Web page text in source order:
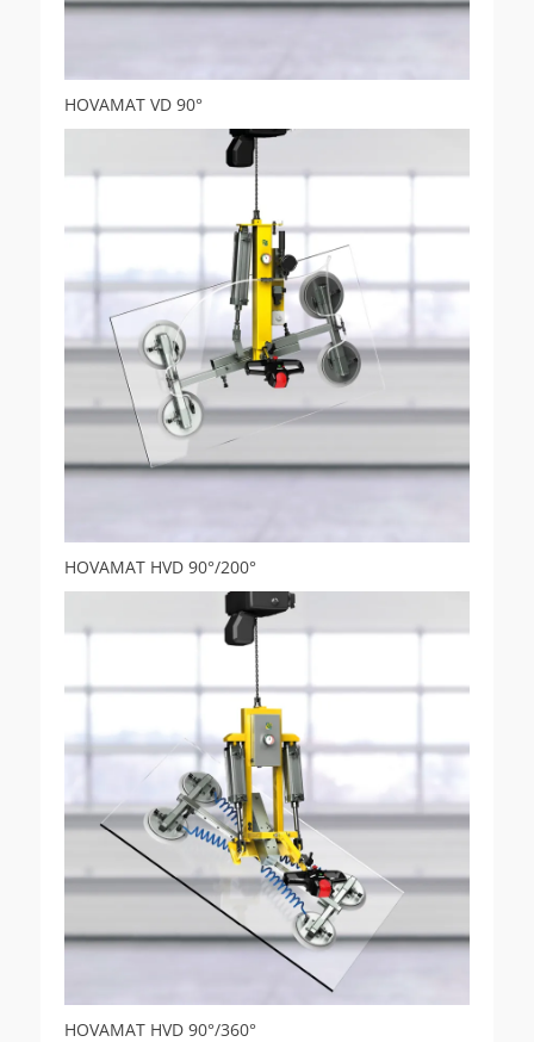
HOVAMAT VD 90°
HOVAMAT HVD 90°/200°
HOVAMAT HVD 90°/360°